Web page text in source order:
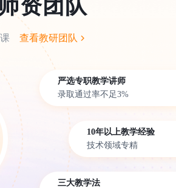
资团队
查看教研团队
严选专职教学讲师
录取通过率不足3%
10年以上教学经验
技术领域专精
三大教学法